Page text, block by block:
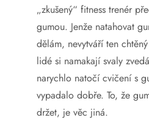
„zkušený“ fitness trenér
gumou. Jenže natahovat
dělám, nevytváří ten
lidé si namakají svaly
narychlo natočí cvičení s
vypadalo dobře. To, že
držet, je věc jiná.